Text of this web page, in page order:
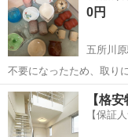
0円
五所川
不要になったため、取りに
にあります食器全て 割れ
しれない&細かい点気になさ
お願いいたします！
青森 五所川原市
【格
【保証